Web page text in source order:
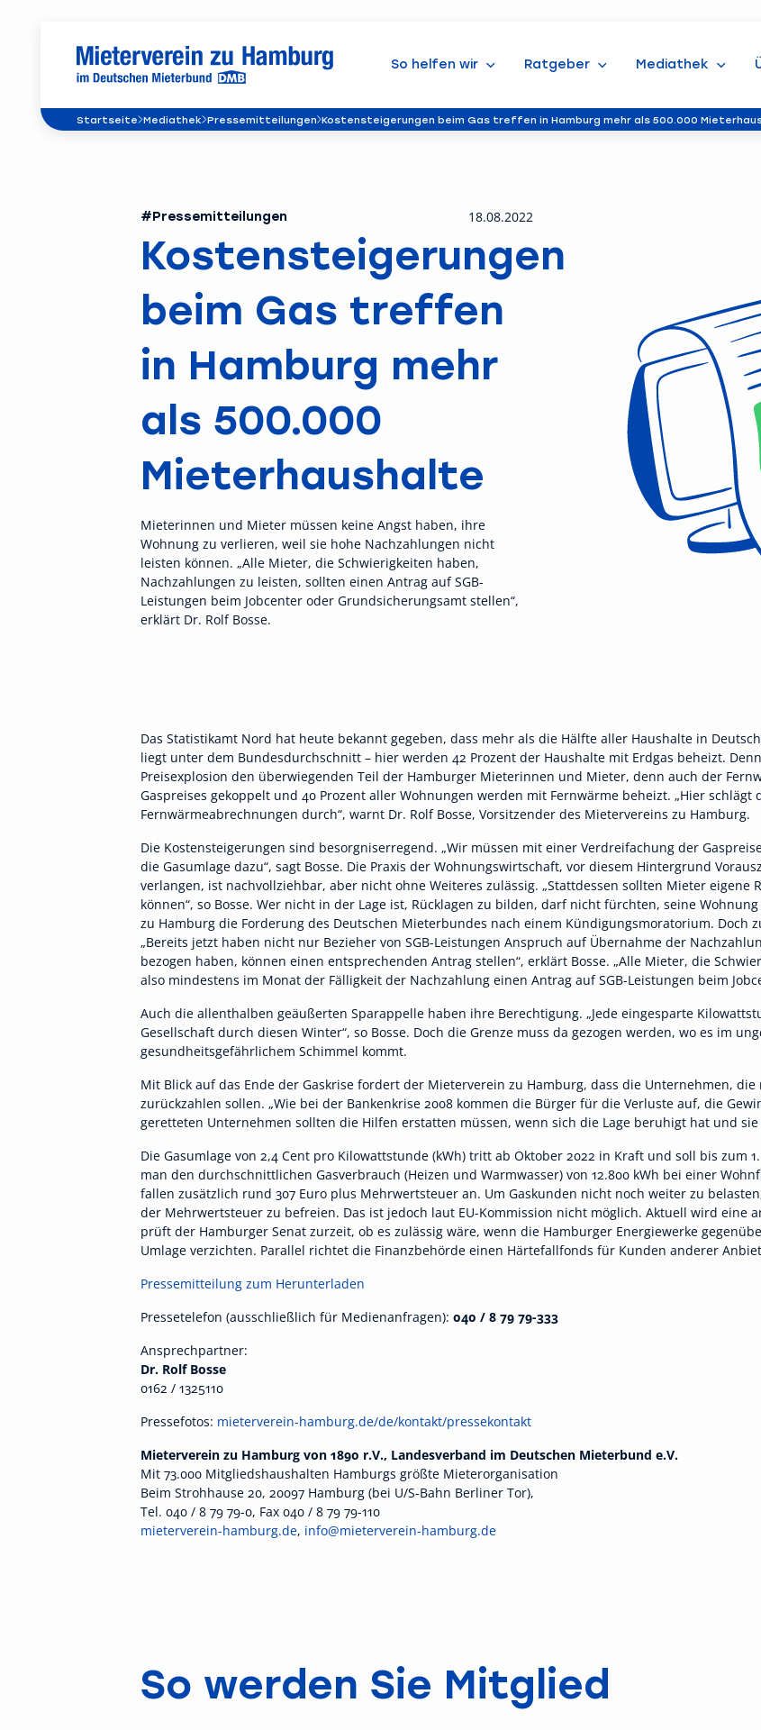
So helfen wir Ratgeber Mediathek
Startseite Mediathek Pressemitteilungen Kostensteigerungen beim Gas treffen in Hamburg mehr als 500.000
#Pressemitteilungen 18.08.2022
Kostensteigerungen
beim Gas treffen
in Hamburg mehr
als 500.000
Mieterhaushalte
Mieterinnen und Mieter müssen keine Angst haben, ihre
Wohnung zu verlieren, weil sie hohe Nachzahlungen nicht
leisten können. „Alle Mieter, die Schwierigkeiten haben,
Nachzahlungen zu leisten, sollten einen Antrag auf SGB-
Leistungen beim Jobcenter oder Grundsicherungsamt stellen“,
erklärt Dr. Rolf Bosse.
Das Statistikamt Nord hat heute bekannt gegeben, dass mehr als die Hälfte aller Haushalte in
liegt unter dem Bundesdurchschnitt – hier werden 42 Prozent der Haushalte mit Erdgas beheizt.
Preisexplosion den überwiegenden Teil der Hamburger Mieterinnen und Mieter, denn auch der
Gaspreises gekoppelt und 40 Prozent aller Wohnungen werden mit Fernwärme beheizt. „Hier
Fernwärmeabrechnungen durch“, warnt Dr. Rolf Bosse, Vorsitzender des Mietervereins zu Hamburg.
Die Kostensteigerungen sind besorgniserregend. „Wir müssen mit einer Verdreifachung der
die Gasumlage dazu“, sagt Bosse. Die Praxis der Wohnungswirtschaft, vor diesem Hintergrund
verlangen, ist nachvollziehbar, aber nicht ohne Weiteres zulässig. „Stattdessen sollten Mieter eigene
können“, so Bosse. Wer nicht in der Lage ist, Rücklagen zu bilden, darf nicht fürchten, seine
zu Hamburg die Forderung des Deutschen Mieterbundes nach einem Kündigungsmoratorium. Doch
„Bereits jetzt haben nicht nur Bezieher von SGB-Leistungen Anspruch auf Übernahme der
bezogen haben, können einen entsprechenden Antrag stellen“, erklärt Bosse. „Alle Mieter, die
also mindestens im Monat der Fälligkeit der Nachzahlung einen Antrag auf SGB-Leistungen beim
Auch die allenthalben geäußerten Sparappelle haben ihre Berechtigung. „Jede eingesparte
Gesellschaft durch diesen Winter“, so Bosse. Doch die Grenze muss da gezogen werden, wo es im
gesundheitsgefährlichem Schimmel kommt.
Mit Blick auf das Ende der Gaskrise fordert der Mieterverein zu Hamburg, dass die Unternehmen,
zurückzahlen sollen. „Wie bei der Bankenkrise 2008 kommen die Bürger für die Verluste auf, die
geretteten Unternehmen sollten die Hilfen erstatten müssen, wenn sich die Lage beruhigt hat und
Die Gasumlage von 2,4 Cent pro Kilowattstunde (kWh) tritt ab Oktober 2022 in Kraft und soll bis zum
man den durchschnittlichen Gasverbrauch (Heizen und Warmwasser) von 12.800 kWh bei einer
fallen zusätzlich rund 307 Euro plus Mehrwertsteuer an. Um Gaskunden nicht noch weiter zu
der Mehrwertsteuer zu befreien. Das ist jedoch laut EU-Kommission nicht möglich. Aktuell wird eine
prüft der Hamburger Senat zurzeit, ob es zulässig wäre, wenn die Hamburger Energiewerke
Umlage verzichten. Parallel richtet die Finanzbehörde einen Härtefallfonds für Kunden anderer
Pressemitteilung zum Herunterladen
Pressetelefon (ausschließlich für Medienanfragen): 040 / 8 79 79-333
Ansprechpartner:
Dr. Rolf Bosse
0162 / 1325110
Pressefotos: mieterverein-hamburg.de/de/kontakt/pressekontakt
Mieterverein zu Hamburg von 1890 r.V., Landesverband im Deutschen Mieterbund e.V.
Mit 73.000 Mitgliedshaushalten Hamburgs größte Mieterorganisation
Beim Strohhause 20, 20097 Hamburg (bei U/S-Bahn Berliner Tor),
Tel. 040 / 8 79 79-0, Fax 040 / 8 79 79-110
mieterverein-hamburg.de, info@mieterverein-hamburg.de
So werden Sie Mitglied